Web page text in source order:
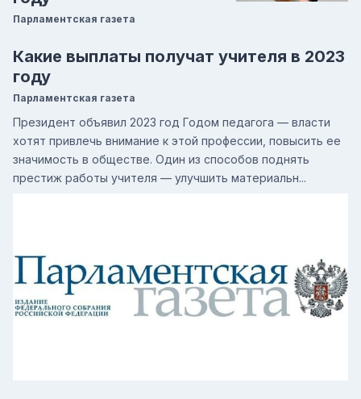
Парламентская газета
Какие выплаты получат учителя в 2023
году
Парламентская газета
Президент объявил 2023 год Годом педагога — власти
хотят привлечь внимание к этой профессии, повысить ее
значимость в обществе. Один из способов поднять
престиж работы учителя — улучшить материальн...